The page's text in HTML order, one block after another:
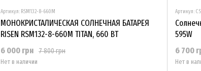
Артикул: RSM132-8-660M
МОНОКРИСТАЛИЧЕСКАЯ СОЛНЕЧНАЯ БАТАРЕЯ
RISEN RSM132-8-660M TITAN, 660 ВТ
7 800 грн
6 000 грн
Нет в наличии
Артикул:
595W
6 700
Нет в